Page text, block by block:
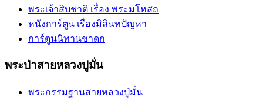
พระเจ้าสิบชาติ เรื่อง พระมโหสถ
หนังการ์ตูน เรื่องมิลินทปัญหา
การ์ตูนนิทานชาดก
พระป่าสายหลวงปูมั่น
พระกรรมฐานสายหลวงปู่มั่น